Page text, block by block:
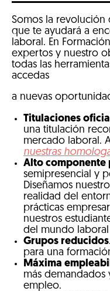
Somos la revolución
que te ayudará a
laboral. En
expertos y nuestro
todas las
accedas
a nuevas
Titulaciones
una titulación
mercado laboral.
nuestras
Alto componente
semipresencial y
Diseñamos
realidad del
prácticas
nuestros
del mundo
Grupos reducidos
para una
Máxima
más demandados
empleo.